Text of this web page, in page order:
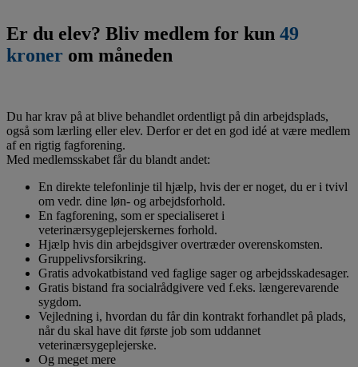
Er du elev? Bliv medlem for kun 49
kroner om måneden
Du har krav på at blive behandlet ordentligt på din arbejdsplads,
også som lærling eller elev. Derfor er det en god idé at være medlem
af en rigtig fagforening.
Med medlemsskabet får du blandt andet:
En direkte telefonlinje til hjælp, hvis der er noget, du er i tvivl
om vedr. dine løn- og arbejdsforhold.
En fagforening, som er specialiseret i
veterinærsygeplejerskernes forhold.
Hjælp hvis din arbejdsgiver overtræder overenskomsten.
Gruppelivsforsikring.
Gratis advokatbistand ved faglige sager og arbejdsskadesager.
Gratis bistand fra socialrådgivere ved f.eks. længerevarende
sygdom.
Vejledning i, hvordan du får din kontrakt forhandlet på plads,
når du skal have dit første job som uddannet
veterinærsygeplejerske.
Og meget mere